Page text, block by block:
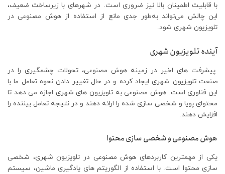
با قابلیت اطمینان بالا نیز ضروری است. در شهرهای با زیرساخت ضعیف،
این چالش می‌تواند به‌طور جدی مانع از استفاده از هوش مصنوعی در
تلویزیون شهری شود.
آینده تلویزیون شهری
پیشرفت های اخیر در زمینه هوش مصنوعی، تحولات چشمگیری را در
صنعت تلویزیون شهری ایجاد کرده و در حال تغییر دادن نحوه تعامل ما با
این فناوری است. هوش مصنوعی به تلویزیون های شهری اجازه می دهد تا
محتوای پویا و شخصی سازی شده را ارائه دهند و در نتیجه تعامل بیننده را
افزایش دهند.
هوش مصنوعی و شخصی سازی محتوا
یکی از مهمترین کاربردهای هوش مصنوعی در تلویزیون شهری، شخصی
سازی محتوا است. با استفاده از الگوریتم های یادگیری ماشین، سیستم